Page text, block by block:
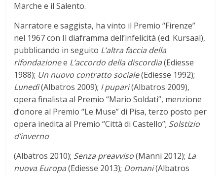
Marche e il Salento.
Narratore e saggista, ha vinto il Premio “Firenze”
nel 1967 con Il diaframma dell’infelicità (ed. Kursaal),
pubblicando in seguito L’altra faccia della
rifondazionee L’accordo della discordia(Ediesse
1988); Un nuovo contratto sociale(Ediesse 1992);
Lunedì(Albatros 2009); I pupari(Albatros 2009),
opera finalista al Premio “Mario Soldati”, menzione
d’onore al Premio “Le Muse” di Pisa, terzo posto per
opera inedita al Premio “Città di Castello”; Solstizio
d’inverno
(Albatros 2010); Senza preavviso(Manni 2012); La
nuova Europa(Ediesse 2013); Domani(Albatros